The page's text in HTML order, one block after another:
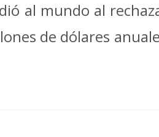
al mundo al
de dólares